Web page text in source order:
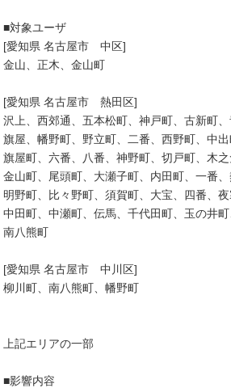
■対象ユーザ
[愛知県 名古屋市　中区]
金山、正木、金山町
[愛知県 名古屋市　熱田区]
沢上、西郊通、五本松町、神戸町、古新町、
旗屋、幡野町、野立町、二番、西野町、中出
旗屋町、六番、八番、神野町、切戸町、木之
金山町、尾頭町、大瀬子町、内田町、一番、
明野町、比々野町、須賀町、大宝、四番、夜
中田町、中瀬町、伝馬、千代田町、玉の井
南八熊町
[愛知県 名古屋市　中川区]
柳川町、南八熊町、幡野町
上記エリアの一部
■影響内容